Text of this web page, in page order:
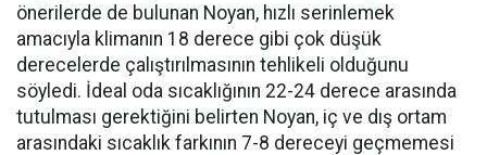
önerilerde de bulunan Noyan, hızlı serinlemek
amacıyla klimanın 18 derece gibi çok düşük
derecelerde çalıştırılmasının tehlikeli olduğunu
söyledi. İdeal oda sıcaklığının 22-24 derece arasında
tutulması gerektiğini belirten Noyan, iç ve dış ortam
arasındaki sıcaklık farkının 7-8 dereceyi geçmemesi